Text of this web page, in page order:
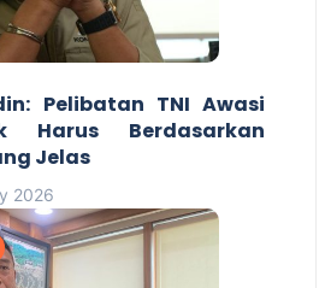
Pelibatan TNI Awasi
Harus Berdasarkan
Jelas
2026